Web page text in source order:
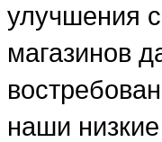
улучшения
магазинов
наши